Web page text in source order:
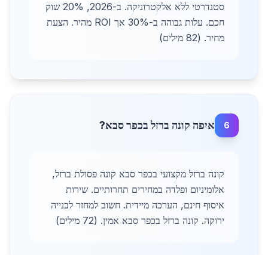
סטנדרטי ללא אלקטרוניקה. ב-2026, 20% שוק
חכם. עלות גבוהה ב-30% אך ROI מהיר. הצעת
מחיר. (82 מילים)
6 איפה קונה ברזל בכפר סבא?
קונה ברזל מקצועי בכפר סבא קונה פסולת ברזל,
אלומיניום ופלדה במחירים תחרותיים. שירות
איסוף חינם, הערכה מיידית. חשוב למחזר לבנייה
ירוקה. קונה ברזל בכפר סבא אמין. (72 מילים)